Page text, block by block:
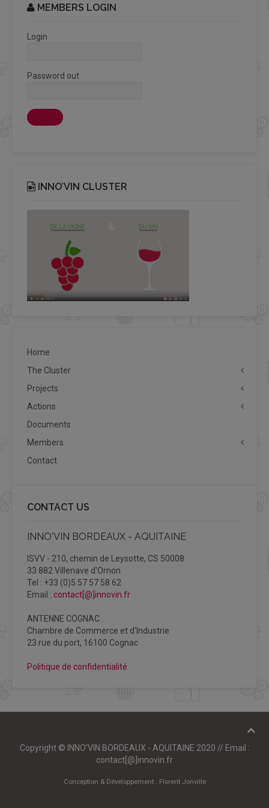
MEMBERS LOGIN
Login
Password out
INNO’VIN CLUSTER
Home
The Cluster
Projects
Actions
Documents
Members
Contact
CONTACT US
INNO'VIN BORDEAUX - AQUITAINE
ISVV - 210, chemin de Leysotte, CS 50008
33 882 Villenave d'Ornon
Tel : +33 (0)5 57 57 58 62
Email : contact[@]innovin.fr
ANTENNE COGNAC
Chambre de Commerce et d'Industrie
23 rue du port, 16100 Cognac
Politique de confidentialité
Copyright © INNO’VIN BORDEAUX - AQUITAINE 2020 // Email :
contact[@]innovin.fr
Conception & Développement : Florent Jonville